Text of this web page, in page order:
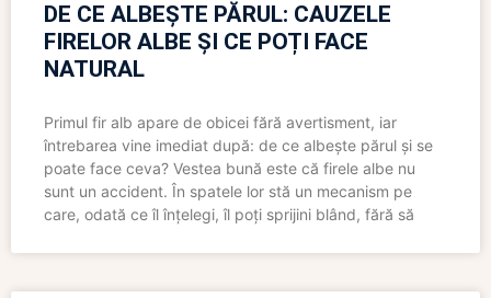
DE CE ALBEȘTE PĂRUL: CAUZELE
FIRELOR ALBE ȘI CE POȚI FACE
NATURAL
Primul fir alb apare de obicei fără avertisment, iar
întrebarea vine imediat după: de ce albește părul și se
poate face ceva? Vestea bună este că firele albe nu
sunt un accident. În spatele lor stă un mecanism pe
care, odată ce îl înțelegi, îl poți sprijini blând, fără să